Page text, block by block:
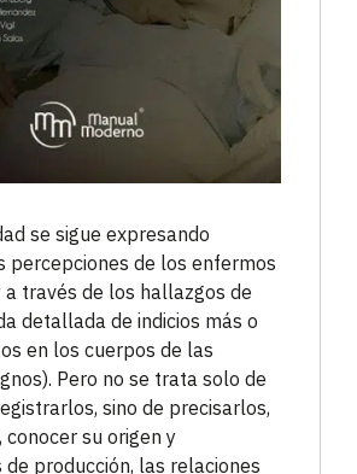
se sigue expresando
percepciones de los enfermos
a través de los hallazgos de
detallada de indicios más o
en los cuerpos de las
Pero no se trata solo de
sino de precisarlos,
su origen y
de producción, las relaciones